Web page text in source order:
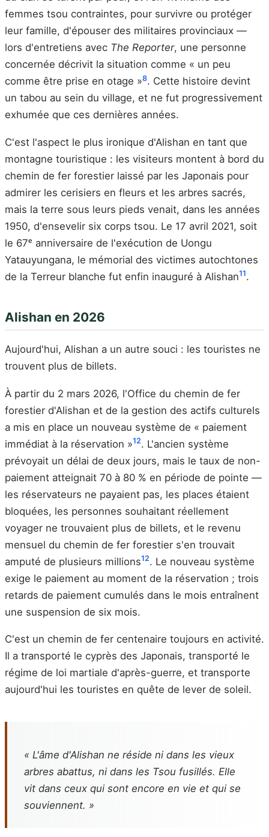
femmes tsou contraintes, pour survivre ou protéger
leur famille, d'épouser des militaires provinciaux —
lors d'entretiens avec The Reporter, une personne
concernée décrivit la situation comme « un peu
comme être prise en otage »8. Cette histoire devint
un tabou au sein du village, et ne fut progressivement
exhumée que ces dernières années.
C'est l'aspect le plus ironique d'Alishan en tant que
montagne touristique : les visiteurs montent à bord du
chemin de fer forestier laissé par les Japonais pour
admirer les cerisiers en fleurs et les arbres sacrés,
mais la terre sous leurs pieds venait, dans les années
1950, d'ensevelir six corps tsou. Le 17 avril 2021, soit
le 67ᵉ anniversaire de l'exécution de Uongu
Yatauyungana, le mémorial des victimes autochtones
de la Terreur blanche fut enfin inauguré à Alishan11.
Alishan en 2026
Aujourd'hui, Alishan a un autre souci : les touristes ne
trouvent plus de billets.
À partir du 2 mars 2026, l'Office du chemin de fer
forestier d'Alishan et de la gestion des actifs culturels
a mis en place un nouveau système de « paiement
immédiat à la réservation »12. L'ancien système
prévoyait un délai de deux jours, mais le taux de non-
paiement atteignait 70 à 80 % en période de pointe —
les réservateurs ne payaient pas, les places étaient
bloquées, les personnes souhaitant réellement
voyager ne trouvaient plus de billets, et le revenu
mensuel du chemin de fer forestier s'en trouvait
amputé de plusieurs millions12. Le nouveau système
exige le paiement au moment de la réservation ; trois
retards de paiement cumulés dans le mois entraînent
une suspension de six mois.
C'est un chemin de fer centenaire toujours en activité.
Il a transporté le cyprès des Japonais, transporté le
régime de loi martiale d'après-guerre, et transporte
aujourd'hui les touristes en quête de lever de soleil.
« L'âme d'Alishan ne réside ni dans les vieux
arbres abattus, ni dans les Tsou fusillés. Elle
vit dans ceux qui sont encore en vie et qui se
souviennent. »